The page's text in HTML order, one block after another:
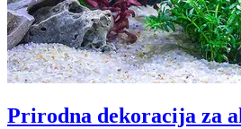
Prirodna dekoracija za